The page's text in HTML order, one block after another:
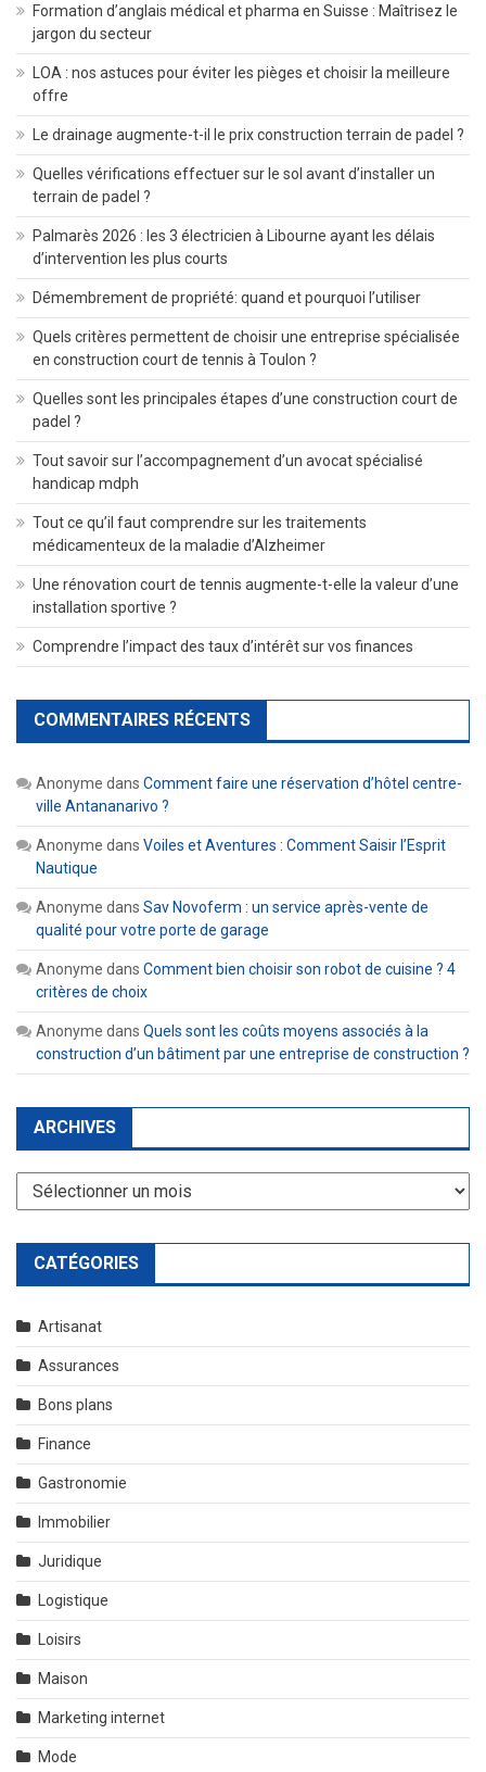
Formation d’anglais médical et pharma en Suisse : Maîtrisez le
jargon du secteur
LOA : nos astuces pour éviter les pièges et choisir la meilleure
offre
Le drainage augmente-t-il le prix construction terrain de padel ?
Quelles vérifications effectuer sur le sol avant d’installer un
terrain de padel ?
Palmarès 2026 : les 3 électricien à Libourne ayant les délais
d’intervention les plus courts
Démembrement de propriété: quand et pourquoi l’utiliser
Quels critères permettent de choisir une entreprise spécialisée
en construction court de tennis à Toulon ?
Quelles sont les principales étapes d’une construction court de
padel ?
Tout savoir sur l’accompagnement d’un avocat spécialisé
handicap mdph
Tout ce qu’il faut comprendre sur les traitements
médicamenteux de la maladie d’Alzheimer
Une rénovation court de tennis augmente-t-elle la valeur d’une
installation sportive ?
Comprendre l’impact des taux d’intérêt sur vos finances
COMMENTAIRES RÉCENTS
Anonyme dans Comment faire une réservation d’hôtel centre-
ville Antananarivo ?
Anonyme dans Voiles et Aventures : Comment Saisir l’Esprit
Nautique
Anonyme dans Sav Novoferm : un service après-vente de
qualité pour votre porte de garage
Anonyme dans Comment bien choisir son robot de cuisine ? 4
critères de choix
Anonyme dans Quels sont les coûts moyens associés à la
construction d’un bâtiment par une entreprise de construction ?
ARCHIVES
Archives
CATÉGORIES
Artisanat
Assurances
Bons plans
Finance
Gastronomie
Immobilier
Juridique
Logistique
Loisirs
Maison
Marketing internet
Mode